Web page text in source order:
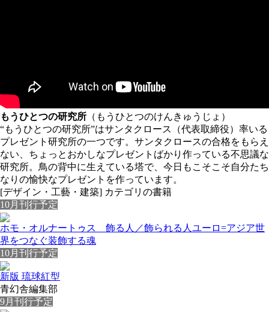
もうひとつの研究所 （もうひとつのけんきゅうじょ）
“もうひとつの研究所”はサンタクロース（代表取締役）率いる
プレゼント研究所の一つです。サンタクロースの合格をもらえ
ない、ちょっとおかしなプレゼントばかり作っている不思議な
研究所。鳥の背中に生えている塔で、今日もこそこそ自分たち
なりの愉快なプレゼントを作っています。
[デザイン・工藝・建築] カテゴリの書籍
10月刊行予定
ホモ・オルナートゥス 飾る人／飾られる人 ユーロ=アジア世
界をつなぐ装飾する魂
10月刊行予定
新版 琉球紅型
青幻舎編集部
9月刊行予定